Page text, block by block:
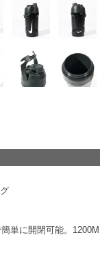
単に開閉可能。1200ML